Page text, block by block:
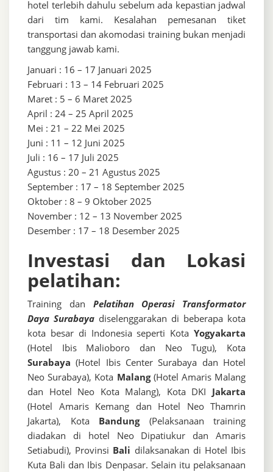
hotel terlebih dahulu sebelum ada kepastian jadwal
dari tim kami. Kesalahan pemesanan tiket
transportasi dan akomodasi training bukan menjadi
tanggung jawab kami.
Januari : 16 – 17 Januari 2025
Februari : 13 – 14 Februari 2025
Maret : 5 – 6 Maret 2025
April : 24 – 25 April 2025
Mei : 21 – 22 Mei 2025
Juni : 11 – 12 Juni 2025
Juli : 16 – 17 Juli 2025
Agustus : 20 – 21 Agustus 2025
September : 17 – 18 September 2025
Oktober : 8 – 9 Oktober 2025
November : 12 – 13 November 2025
Desember : 17 – 18 Desember 2025
Investasi dan Lokasi
pelatihan:
Training dan
Pelatihan Operasi Transformator
Daya Surabaya diselenggarakan di beberapa kota
kota besar di Indonesia seperti Kota Yogyakarta
(Hotel Ibis Malioboro dan Neo Tugu), Kota
Surabaya (Hotel Ibis Center Surabaya dan Hotel
Neo Surabaya), Kota Malang(Hotel Amaris Malang
dan Hotel Neo Kota Malang), Kota DKI Jakarta
(Hotel Amaris Kemang dan Hotel Neo Thamrin
Jakarta), Kota Bandung(Pelaksanaan training
diadakan di hotel Neo Dipatiukur dan Amaris
Setiabudi), Provinsi Bali dilaksanakan di Hotel Ibis
Kuta Bali dan Ibis Denpasar. Selain itu pelaksanaan